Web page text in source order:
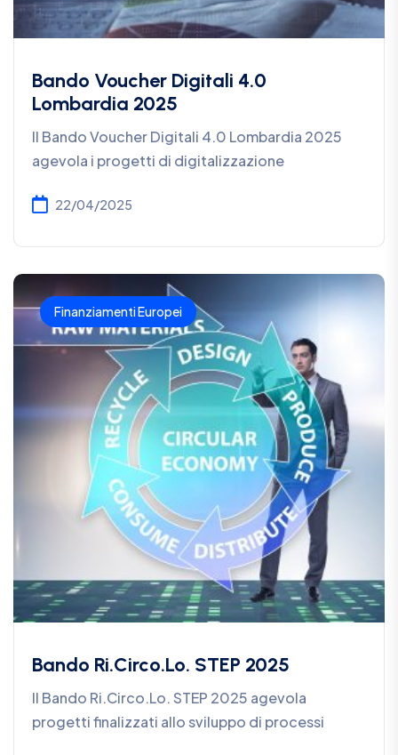
Bando Voucher Digitali 4.0
Lombardia 2025
Il Bando Voucher Digitali 4.0 Lombardia 2025
agevola i progetti di digitalizzazione
22/04/2025
Finanziamenti Europei
Bando Ri.Circo.Lo. STEP 2025
Il Bando Ri.Circo.Lo. STEP 2025 agevola
progetti finalizzati allo sviluppo di processi